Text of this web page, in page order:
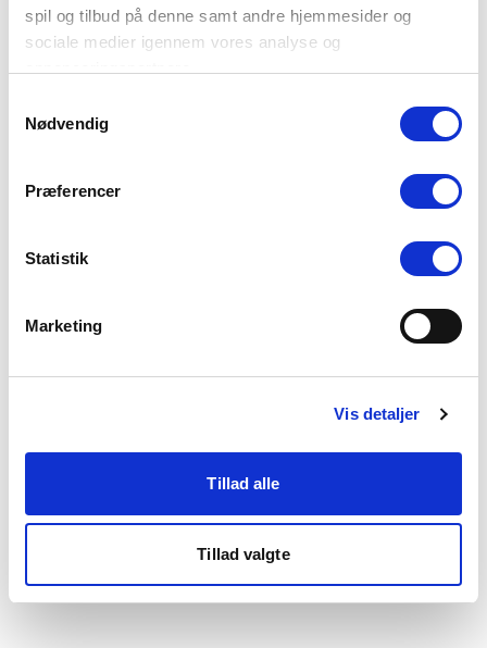
spil og tilbud på denne samt andre hjemmesider og
sociale medier igennem vores analyse og
Du kan læse mere om vores brug af cookies under
"Detaljer" eller ved at klikke videre til vores Cookiepolitik,
Nødvendig
Præferencer
Statistik
Marketing
Vis detaljer
Tillad alle
Tillad valgte